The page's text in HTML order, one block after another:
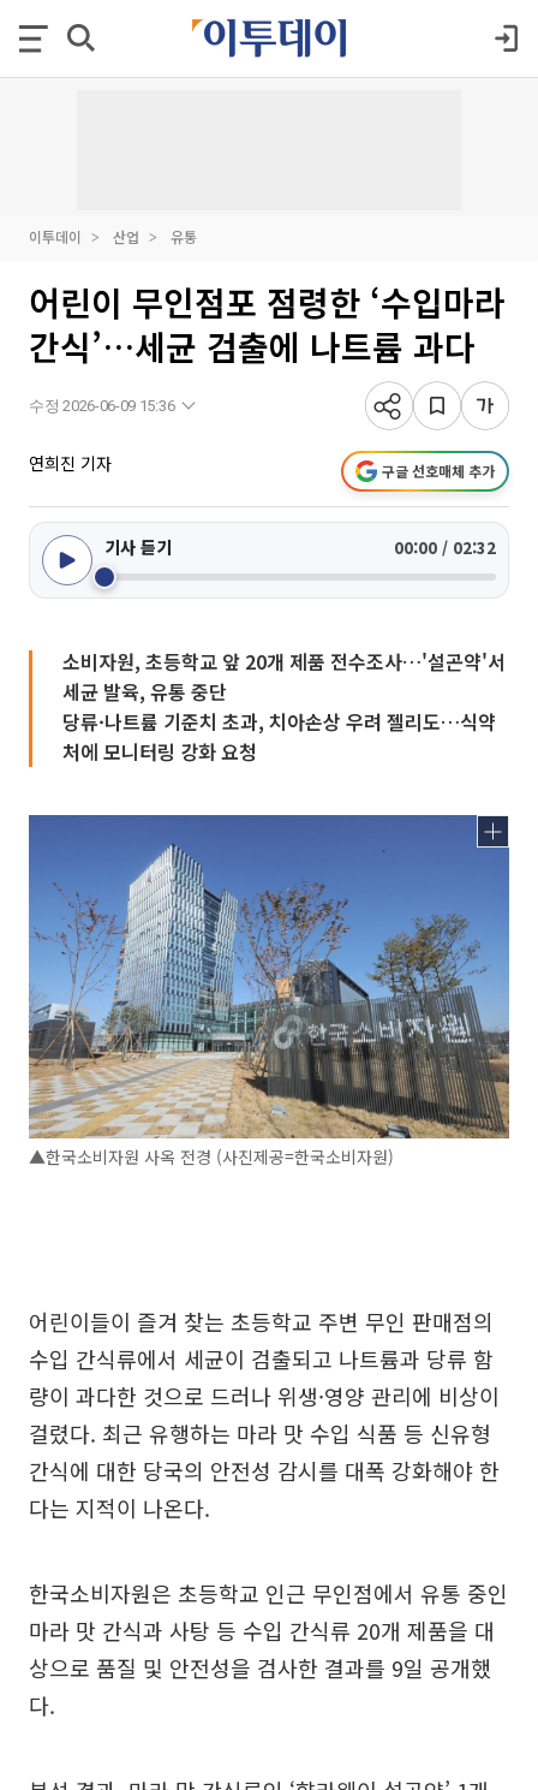
이투데이 산업 유통
어린이 무인점포 점령한 ‘수입마라
간식’…세균 검출에 나트륨 과다
수정 2026-06-09 15:36
연희진 기자 구글 선호매체 추가
기사 듣기 00:00 / 02:32
소비자원, 초등학교 앞 20개 제품 전수조사…'설곤약'서
세균 발육, 유통 중단
당류·나트륨 기준치 초과, 치아손상 우려 젤리도…식약
처에 모니터링 강화 요청
▲한국소비자원 사옥 전경 (사진제공=한국소비자원)
어린이들이 즐겨 찾는 초등학교 주변 무인 판매점의
수입 간식류에서 세균이 검출되고 나트륨과 당류 함
량이 과다한 것으로 드러나 위생·영양 관리에 비상이
걸렸다. 최근 유행하는 마라 맛 수입 식품 등 신유형
간식에 대한 당국의 안전성 감시를 대폭 강화해야 한
다는 지적이 나온다.
한국소비자원은 초등학교 인근 무인점에서 유통 중인
마라 맛 간식과 사탕 등 수입 간식류 20개 제품을 대
상으로 품질 및 안전성을 검사한 결과를 9일 공개했
다.